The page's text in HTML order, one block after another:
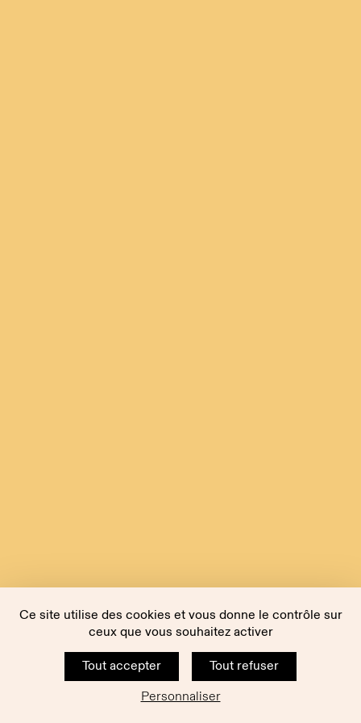
Ce site utilise des cookies et vous donne le contrôle sur
ceux que vous souhaitez activer
Tout accepter
Tout refuser
Personnaliser